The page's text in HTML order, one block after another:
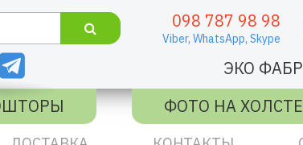
098 787 98 98
Viber, WhatsApp, Skype
ЭКО
ФОТО НА ХОЛСТЕ